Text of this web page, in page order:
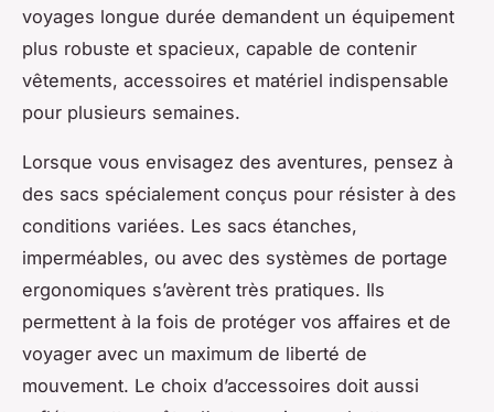
voyages longue durée demandent un équipement
plus robuste et spacieux, capable de contenir
vêtements, accessoires et matériel indispensable
pour plusieurs semaines.
Lorsque vous envisagez des aventures, pensez à
des sacs spécialement conçus pour résister à des
conditions variées. Les sacs étanches,
imperméables, ou avec des systèmes de portage
ergonomiques s’avèrent très pratiques. Ils
permettent à la fois de protéger vos affaires et de
voyager avec un maximum de liberté de
mouvement. Le choix d’accessoires doit aussi